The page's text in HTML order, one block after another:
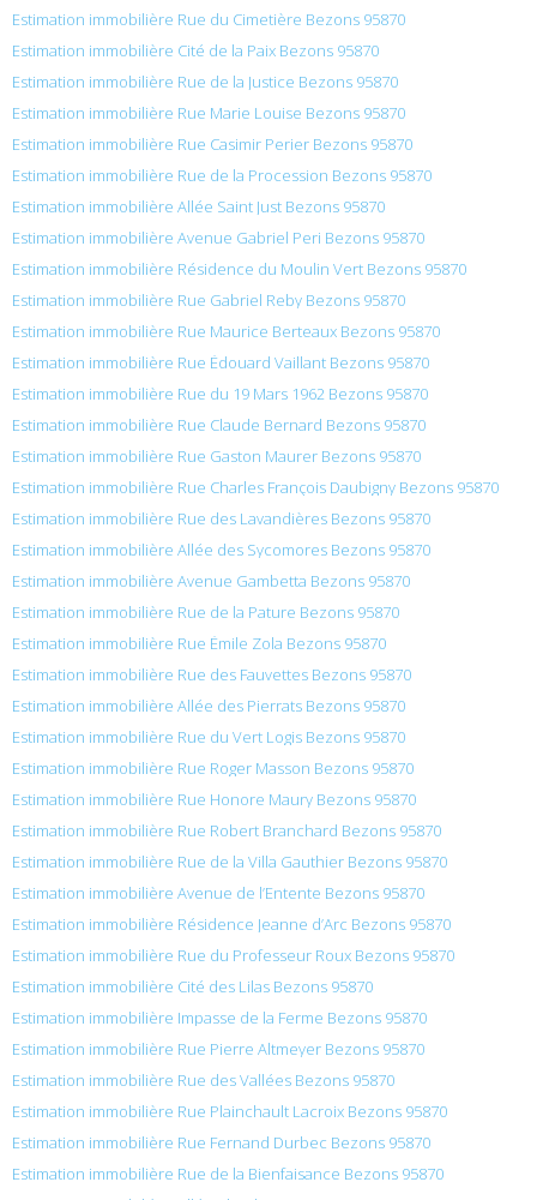
Estimation immobilière Rue du Cimetière Bezons 95870
Estimation immobilière Cité de la Paix Bezons 95870
Estimation immobilière Rue de la Justice Bezons 95870
Estimation immobilière Rue Marie Louise Bezons 95870
Estimation immobilière Rue Casimir Perier Bezons 95870
Estimation immobilière Rue de la Procession Bezons 95870
Estimation immobilière Allée Saint Just Bezons 95870
Estimation immobilière Avenue Gabriel Peri Bezons 95870
Estimation immobilière Résidence du Moulin Vert Bezons 95870
Estimation immobilière Rue Gabriel Reby Bezons 95870
Estimation immobilière Rue Maurice Berteaux Bezons 95870
Estimation immobilière Rue Édouard Vaillant Bezons 95870
Estimation immobilière Rue du 19 Mars 1962 Bezons 95870
Estimation immobilière Rue Claude Bernard Bezons 95870
Estimation immobilière Rue Gaston Maurer Bezons 95870
Estimation immobilière Rue Charles François Daubigny Bezons 95870
Estimation immobilière Rue des Lavandières Bezons 95870
Estimation immobilière Allée des Sycomores Bezons 95870
Estimation immobilière Avenue Gambetta Bezons 95870
Estimation immobilière Rue de la Pature Bezons 95870
Estimation immobilière Rue Émile Zola Bezons 95870
Estimation immobilière Rue des Fauvettes Bezons 95870
Estimation immobilière Allée des Pierrats Bezons 95870
Estimation immobilière Rue du Vert Logis Bezons 95870
Estimation immobilière Rue Roger Masson Bezons 95870
Estimation immobilière Rue Honore Maury Bezons 95870
Estimation immobilière Rue Robert Branchard Bezons 95870
Estimation immobilière Rue de la Villa Gauthier Bezons 95870
Estimation immobilière Avenue de l’Entente Bezons 95870
Estimation immobilière Résidence Jeanne d’Arc Bezons 95870
Estimation immobilière Rue du Professeur Roux Bezons 95870
Estimation immobilière Cité des Lilas Bezons 95870
Estimation immobilière Impasse de la Ferme Bezons 95870
Estimation immobilière Rue Pierre Altmeyer Bezons 95870
Estimation immobilière Rue des Vallées Bezons 95870
Estimation immobilière Rue Plainchault Lacroix Bezons 95870
Estimation immobilière Rue Fernand Durbec Bezons 95870
Estimation immobilière Rue de la Bienfaisance Bezons 95870